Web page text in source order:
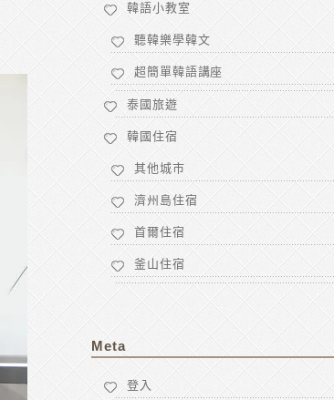
韓語小教室
聽韓樂學韓文
超簡單韓語講座
泰國旅遊
韓國住宿
其他城市
濟州島住宿
首爾住宿
釜山住宿
Meta
登入